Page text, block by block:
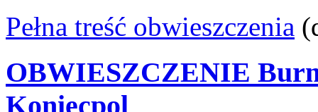
Pełna treść obwieszczenia
OBWIESZCZENIE
Koniecpol